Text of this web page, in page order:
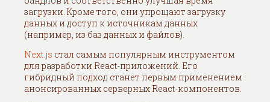
загрузки. Кроме того, они упрощают загрузку
данных и доступ к источникам данных
(например, из баз данных и файлов).
Next.js стал самым популярным инструментом
для разработки React-приложений. Его
гибридный подход станет первым применением
анонсированных серверных React-компонентов.